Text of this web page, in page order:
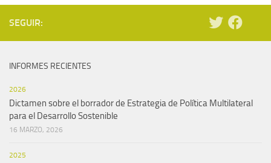
SEGUIR:
INFORMES RECIENTES
2026
Dictamen sobre el borrador de Estrategia de Política Multilateral
para el Desarrollo Sostenible
16 MARZO, 2026
2025